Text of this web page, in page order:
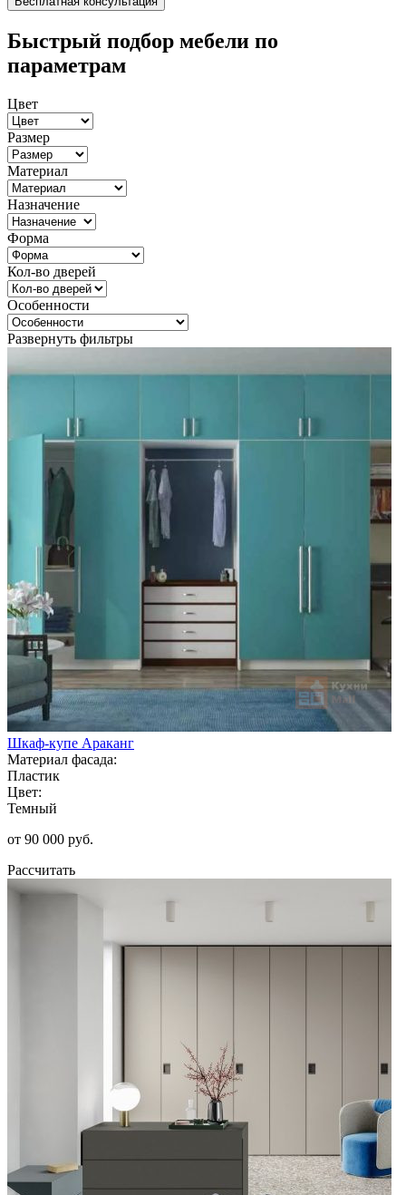
Быстрый подбор мебели по
параметрам
Цвет
Размер
Материал
Назначение
Форма
Кол-во дверей
Особенности
Развернуть фильтры
Шкаф-купе Араканг
Материал фасада:
Пластик
Цвет:
Темный
от 90 000 руб.
Рассчитать